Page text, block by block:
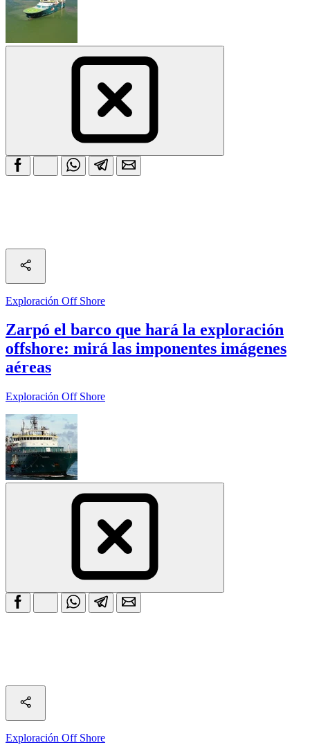
Exploración Off Shore
Zarpó el barco que hará la exploración
offshore: mirá las imponentes imágenes
aéreas
Exploración Off Shore
Exploración Off Shore